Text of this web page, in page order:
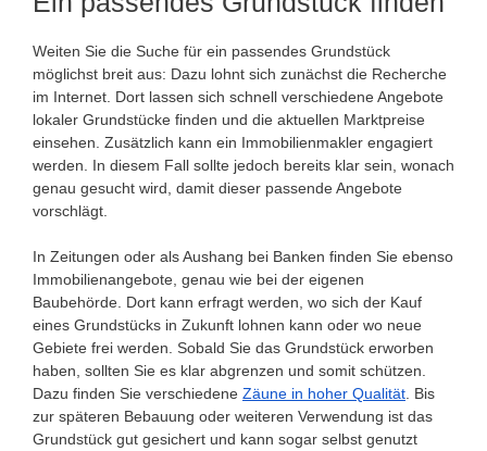
Weiten Sie die Suche für ein passendes Grundstück
möglichst breit aus: Dazu lohnt sich zunächst die Recherche
im Internet. Dort lassen sich schnell verschiedene Angebote
lokaler Grundstücke finden und die aktuellen Marktpreise
einsehen. Zusätzlich kann ein Immobilienmakler engagiert
werden. In diesem Fall sollte jedoch bereits klar sein, wonach
genau gesucht wird, damit dieser passende Angebote
vorschlägt.
In Zeitungen oder als Aushang bei Banken finden Sie ebenso
Immobilienangebote, genau wie bei der eigenen
Baubehörde. Dort kann erfragt werden, wo sich der Kauf
eines Grundstücks in Zukunft lohnen kann oder wo neue
Gebiete frei werden. Sobald Sie das Grundstück erworben
haben, sollten Sie es klar abgrenzen und somit schützen.
Dazu finden Sie verschiedene Zäune in hoher Qualität . Bis
zur späteren Bebauung oder weiteren Verwendung ist das
Grundstück gut gesichert und kann sogar selbst genutzt